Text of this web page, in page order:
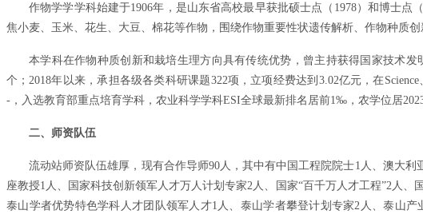
作物学学学科始建于1906年，是山东省高校最早获批硕士点（1978）和博士
焦小麦、玉米、花生、大豆、棉花等作物，围绕作物重要性状遗传解析、作物种质
本学科在作物种质创新和栽培生理方向具有传统优势，曾主持获得国家技术
个；2018年以来，承担各级各类科研课题322项，立项经费达到3.02亿元，在
-，入选教育部重点培育学科，农业科学学科ESI全球最新排名居前1‰，农学位居
二、师资队伍
流动站师资队伍雄厚，现有合作导师90人，其中有中国工程院院士1人、澳大
座教授1人、国家科技创新领军人才万人计划专家2人、国家“百千万人才工程”2人
泰山学者优势特色学科人才团队领军人才1人、泰山学者攀登计划专家2人、泰山